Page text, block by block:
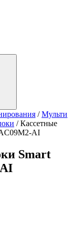
/ Мульти
/Кассетные
AI
Smart